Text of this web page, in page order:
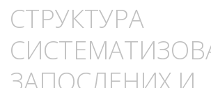
СТРУКТУРА
ЗАПОСЛЕНИХ И